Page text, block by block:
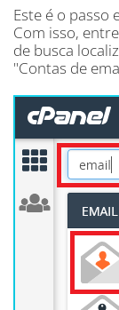
Este é o passo
Com isso,
de busca
"Contas de